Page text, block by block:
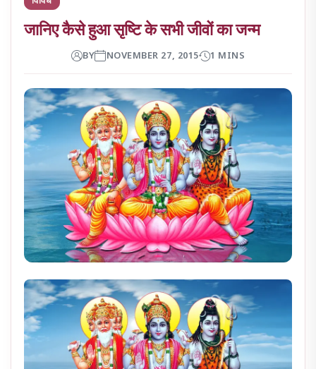
जानिए कैसे हुआ सृष्टि के सभी जीवों का जन्म
BY NOVEMBER 27, 2015 1 MINS